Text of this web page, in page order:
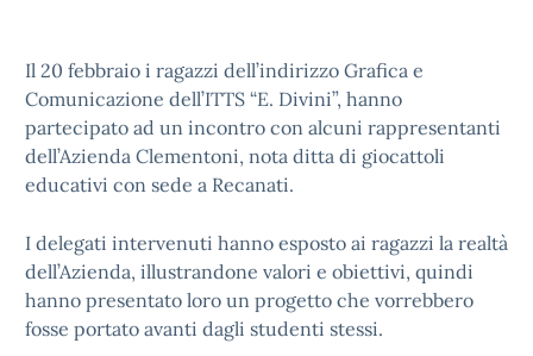
Il 20 febbraio i ragazzi dell’indirizzo Grafica e
Comunicazione dell’ITTS “E. Divini”, hanno
partecipato ad un incontro con alcuni rappresentanti
dell’Azienda Clementoni, nota ditta di giocattoli
educativi con sede a Recanati.
I delegati intervenuti hanno esposto ai ragazzi la realtà
dell’Azienda, illustrandone valori e obiettivi, quindi
hanno presentato loro un progetto che vorrebbero
fosse portato avanti dagli studenti stessi.